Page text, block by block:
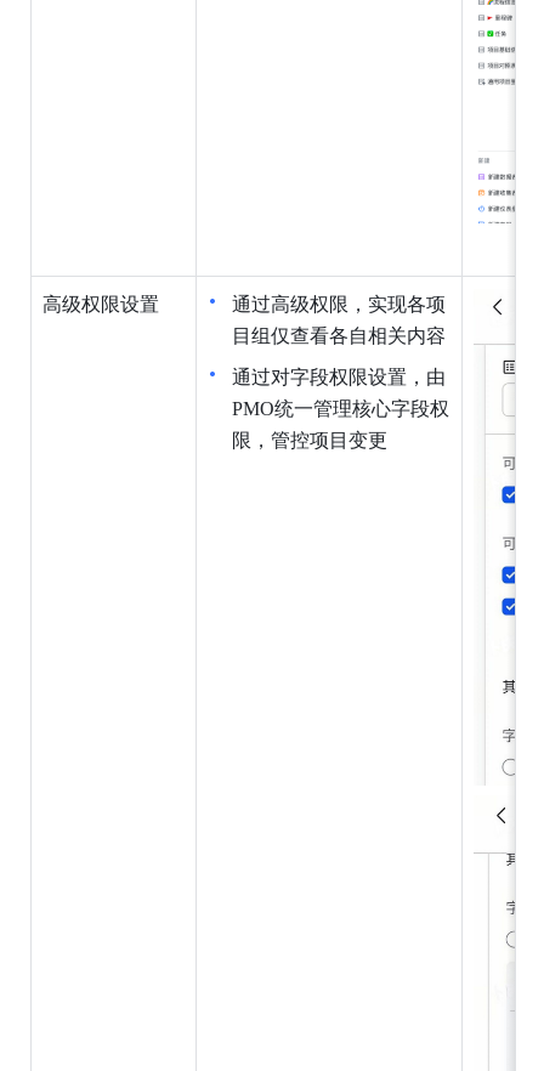
高级权限设置
通过高级权限，实现各项
目组仅查看各自相关内容
通过对字段权限设置，由
PMO统一管理核心字段权
限，管控项目变更